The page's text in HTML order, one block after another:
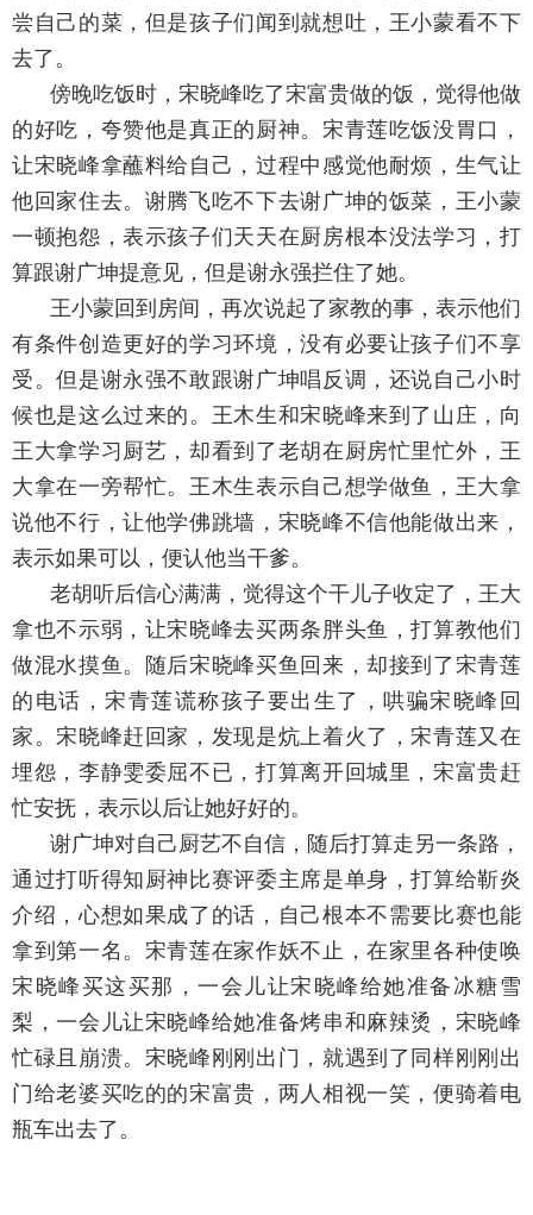
尝自己的菜，但是孩子们闻到就想吐，王小蒙看不下
去了。
傍晚吃饭时，宋晓峰吃了宋富贵做的饭，觉得他做
的好吃，夸赞他是真正的厨神。宋青莲吃饭没胃口，
让宋晓峰拿蘸料给自己，过程中感觉他耐烦，生气让
他回家住去。谢腾飞吃不下去谢广坤的饭菜，王小蒙
一顿抱怨，表示孩子们天天在厨房根本没法学习，打
算跟谢广坤提意见，但是谢永强拦住了她。
王小蒙回到房间，再次说起了家教的事，表示他们
有条件创造更好的学习环境，没有必要让孩子们不享
受。但是谢永强不敢跟谢广坤唱反调，还说自己小时
候也是这么过来的。王木生和宋晓峰来到了山庄，向
王大拿学习厨艺，却看到了老胡在厨房忙里忙外，王
大拿在一旁帮忙。王木生表示自己想学做鱼，王大拿
说他不行，让他学佛跳墙，宋晓峰不信他能做出来，
表示如果可以，便认他当干爹。
老胡听后信心满满，觉得这个干儿子收定了，王大
拿也不示弱，让宋晓峰去买两条胖头鱼，打算教他们
做混水摸鱼。随后宋晓峰买鱼回来，却接到了宋青莲
的电话，宋青莲谎称孩子要出生了，哄骗宋晓峰回
家。宋晓峰赶回家，发现是炕上着火了，宋青莲又在
埋怨，李静雯委屈不已，打算离开回城里，宋富贵赶
忙安抚，表示以后让她好好的。
谢广坤对自己厨艺不自信，随后打算走另一条路，
通过打听得知厨神比赛评委主席是单身，打算给靳炎
介绍，心想如果成了的话，自己根本不需要比赛也能
拿到第一名。宋青莲在家作妖不止，在家里各种使唤
宋晓峰买这买那，一会儿让宋晓峰给她准备冰糖雪
梨，一会儿让宋晓峰给她准备烤串和麻辣烫，宋晓峰
忙碌且崩溃。宋晓峰刚刚出门，就遇到了同样刚刚出
门给老婆买吃的的宋富贵，两人相视一笑，便骑着电
瓶车出去了。